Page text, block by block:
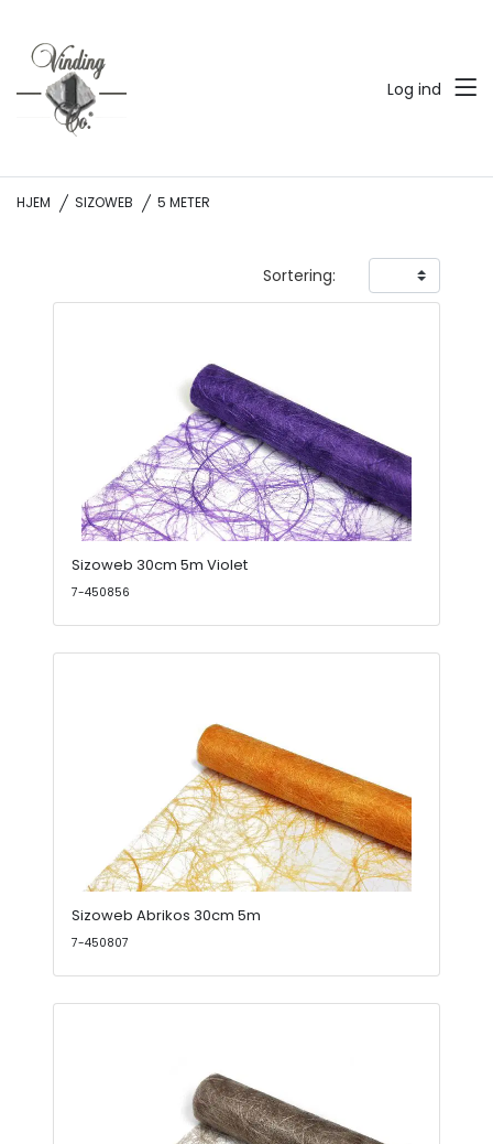
Log ind
HJEM SIZOWEB 5 METER
Sortering:
Sizoweb 30cm 5m Violet
7-450856
Sizoweb Abrikos 30cm 5m
7-450807